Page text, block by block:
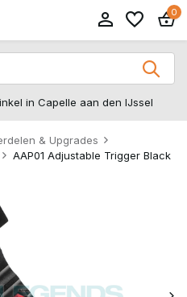
0
14 dagen retourtermijn –
& Upgrades
AAP01 Adjustable Trigger Black